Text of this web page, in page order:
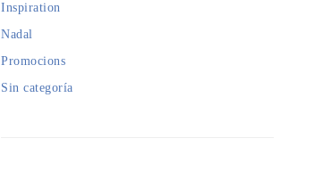
Inspiration
Nadal
Promocions
Sin categoría